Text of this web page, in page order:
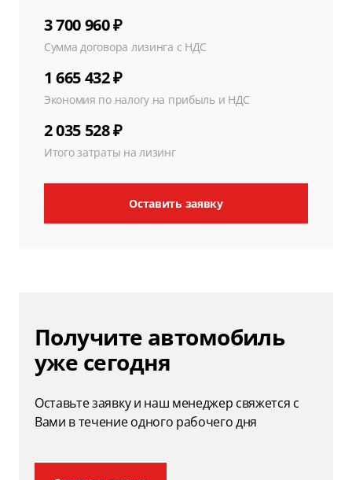
3 700 960 ₽
Сумма договора лизинга с НДС
1 665 432 ₽
Экономия по налогу на прибыль и НДС
2 035 528 ₽
Итого затраты на лизинг
Оставить заявку
Получите автомобиль
уже сегодня
Оставьте заявку и наш менеджер свяжется с
Вами в течение одного рабочего дня